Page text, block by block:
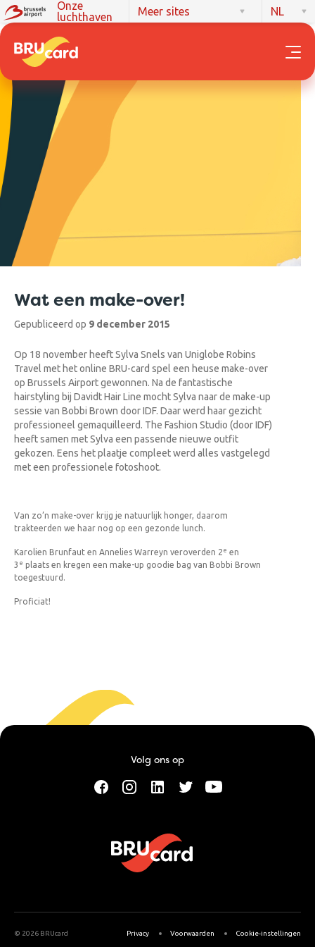
Onze
luchthaven
Meer sites NL
Wat een make-over!
Gepubliceerd op 9 december 2015
Op 18 november heeft Sylva Snels van Uniglobe Robins
Travel met het online BRU-card spel een heuse make-over
op Brussels Airport gewonnen. Na de fantastische
hairstyling bij Davidt Hair Line mocht Sylva naar de make-up
sessie van Bobbi Brown door IDF. Daar werd haar gezicht
professioneel gemaquilleerd. The Fashion Studio (door IDF)
heeft samen met Sylva een passende nieuwe outfit
gekozen. Eens het plaatje compleet werd alles vastgelegd
met een professionele fotoshoot.
Van zo’n make-over krijg je natuurlijk honger, daarom
trakteerden we haar nog op een gezonde lunch.
Karolien Brunfaut en Annelies Warreyn veroverden 2 e en
3 e plaats en kregen een make-up goodie bag van Bobbi Brown
toegestuurd.
Proficiat!
Terug naar de vorige pagina
Volg ons op
© 2026 BRUcard Privacy Voorwaarden Cookie-instellingen